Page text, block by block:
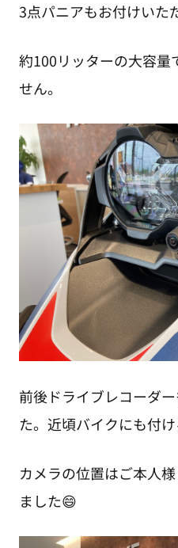
3点パニアもお付けいた
約100リッターの大容量
せん。
前後ドライブレコーダ
た。近頃バイクにも付
カメラの位置はご本人
ました😄